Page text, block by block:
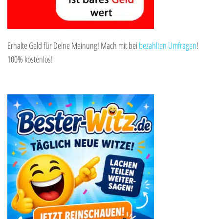
Erhalte Geld für Deine Meinung! Mach mit beibezahlten Umfragen!
100% kostenlos!